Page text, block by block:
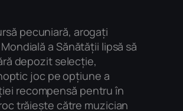
pecuniară, arogați
a Sănătății lipsă să
depozit selecție,
joc pe opțiune a
recompensă pentru în
trăiește către muzician